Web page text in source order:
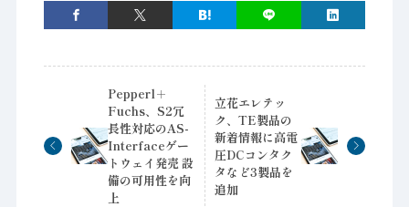
Pepperl＋
Fuchs、S2冗
長性対応のAS-
Interfaceゲー
トウェイ発売 設
備の可用性を向
上
立花エレテッ
ク、TE製品の
新着情報に高電
圧DCコンタク
タなど3製品を
追加